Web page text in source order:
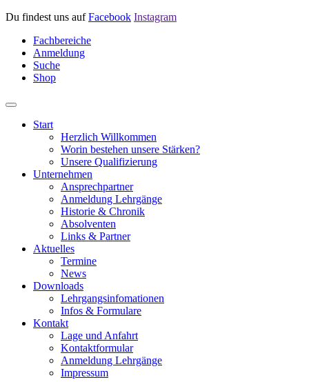
Du findest uns aufFacebook Instagram
Fachbereiche
Anmeldung
Suche
Shop
Start
Herzlich Willkommen
Worin bestehen unsere Stärken?
Unsere Qualifizierung
Unternehmen
Ansprechpartner
Anmeldung Lehrgänge
Historie & Chronik
Absolventen
Links & Partner
Aktuelles
Termine
News
Downloads
Lehrgangsinfomationen
Infos & Formulare
Kontakt
Lage und Anfahrt
Kontaktformular
Anmeldung Lehrgänge
Impressum